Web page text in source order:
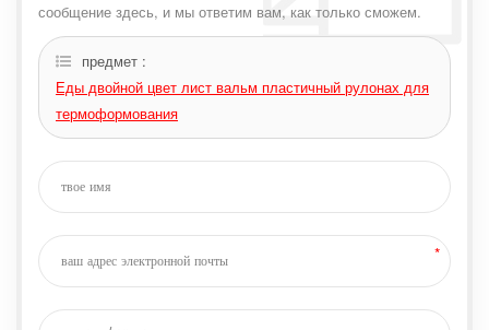
сообщение здесь, и мы ответим вам, как только сможем.
предмет :
Еды двойной цвет лист вальм пластичный рулонах для
термоформования